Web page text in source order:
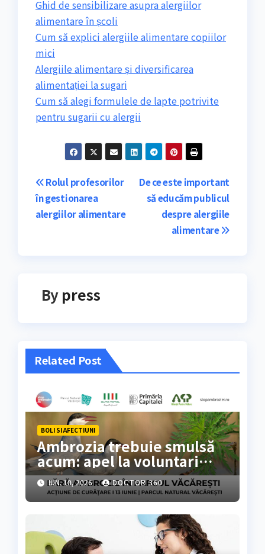
Ghid de sensibilizare asupra alergiilor
alimentare în școli
Cum să explici alergiile alimentare copiilor
mici
Alergiile alimentare și diversificarea
alimentației la sugari
Cum să alegi formulele de lapte potrivite
pentru sugarii cu alergii
Navigare
în
De ce este important
să educăm publicul
despre alergiile
alimentare
Rolul profesorilor
în gestionarea
alergiilor alimentare
By press
Related Post
BOLI SI AFECTIUNI
Ambrozia trebuie smulsă
acum: apel la voluntari
pentru acțiune de curățare
în Parcul Natural Văcărești
IUN. 10, 2026 DOCTOR 360